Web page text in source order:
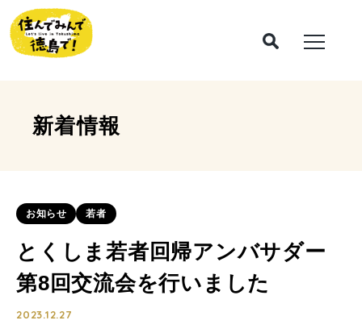
新着情報
お知らせ 若者
とくしま若者回帰アンバサダー
第8回交流会を行いました
2023.12.27